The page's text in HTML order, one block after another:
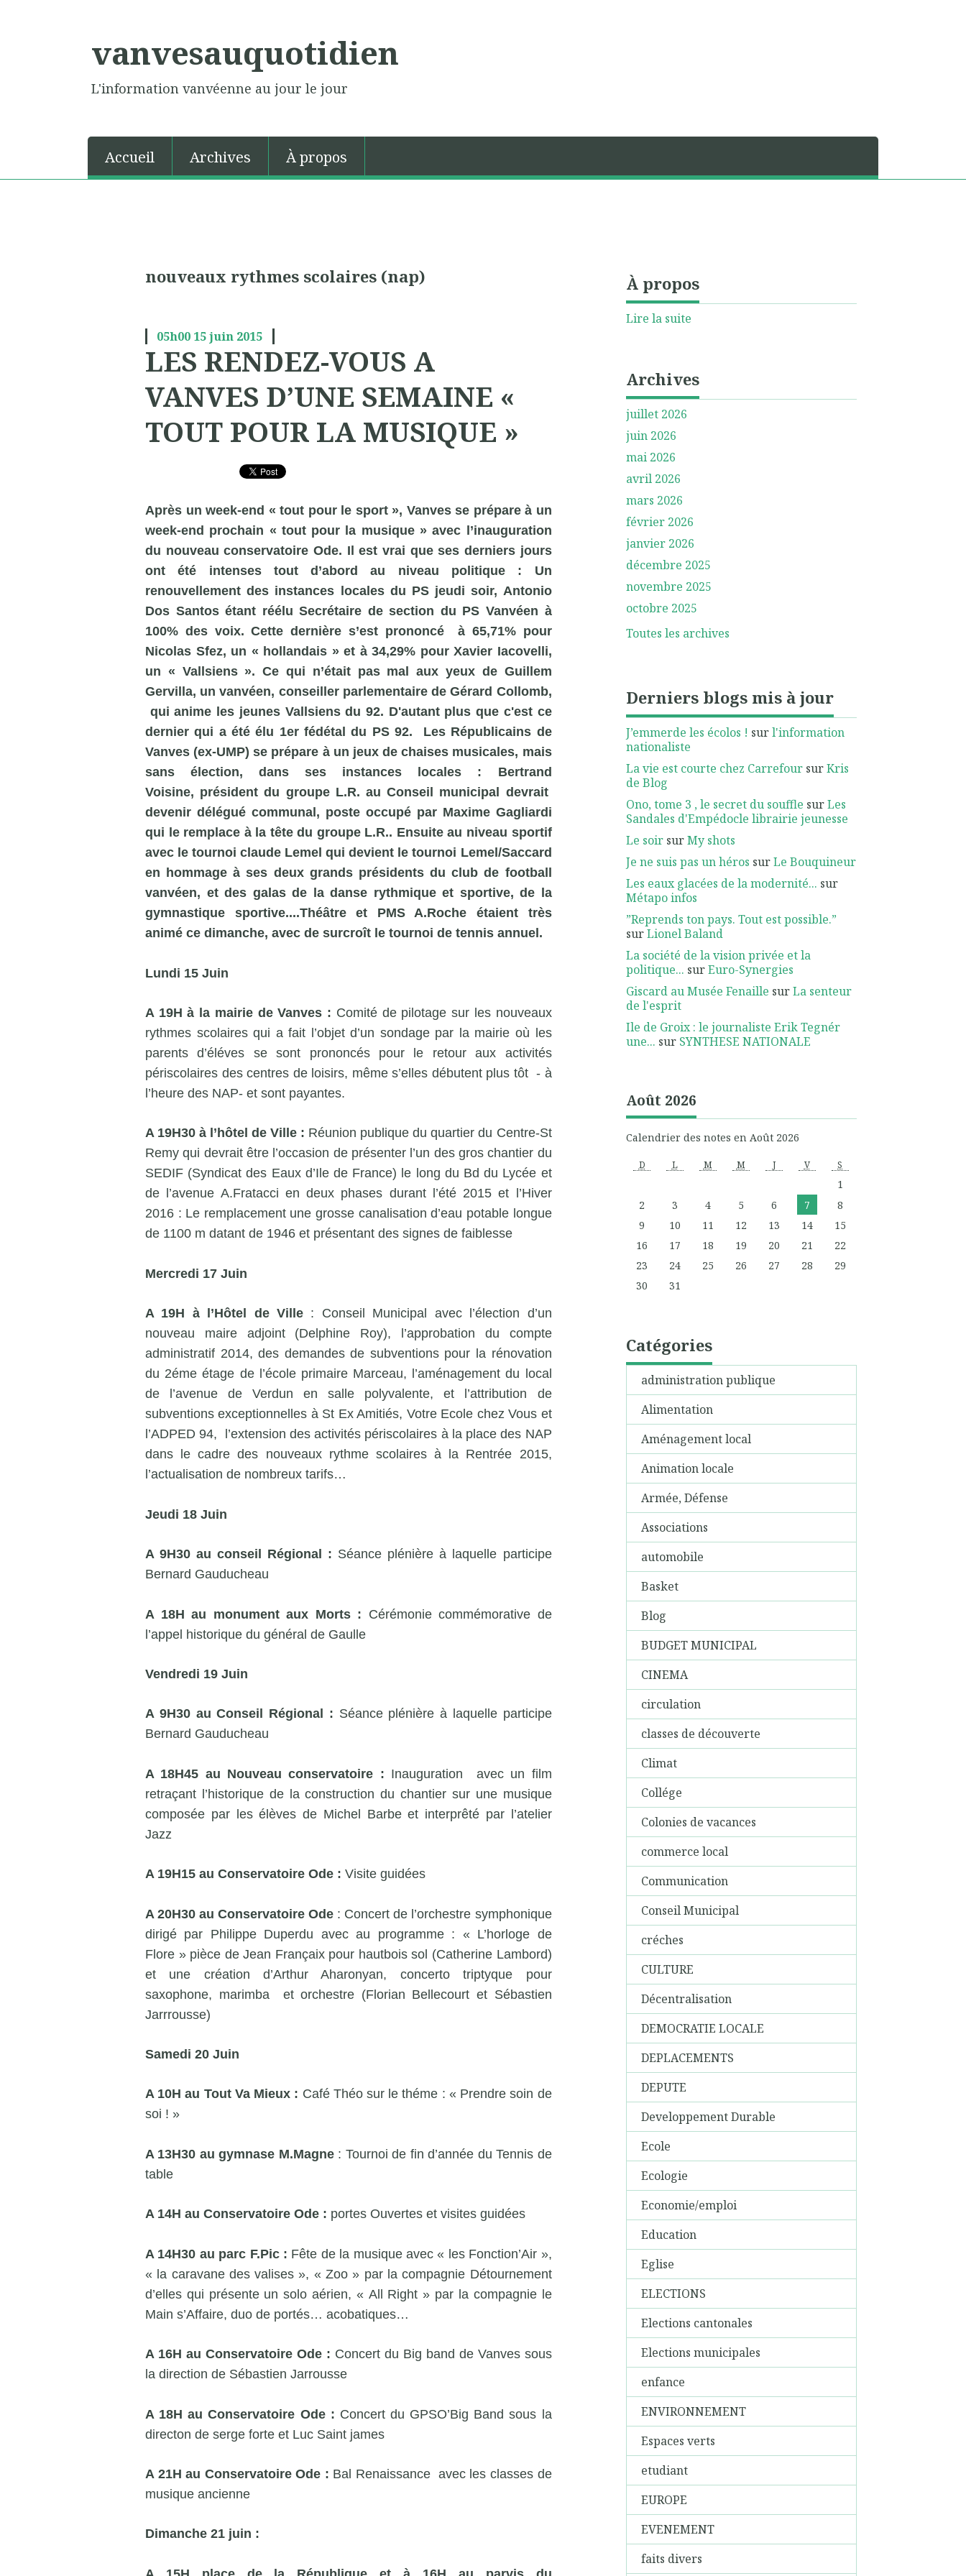
vanvesauquotidien
L'information vanvéenne au jour le jour
Accueil Archives À propos
nouveaux rythmes scolaires (nap)
05h00 15juin 2015
LES RENDEZ-VOUS A
VANVES D’UNE SEMAINE «
TOUT POUR LA MUSIQUE »
Après un week-end « tout pour le sport », Vanves se prépare à un
week-end prochain « tout pour la musique » avec l’inauguration
du nouveau conservatoire Ode. Il est vrai que ses derniers jours
ont été intenses tout d’abord au niveau politique : Un
renouvellement des instances locales du PS jeudi soir, Antonio
Dos Santos étant réélu Secrétaire de section du PS Vanvéen à
100% des voix. Cette dernière s’est prononcé à 65,71% pour
Nicolas Sfez, un « hollandais » et à 34,29% pour Xavier Iacovelli,
un « Vallsiens ». Ce qui n’était pas mal aux yeux de Guillem
Gervilla, un vanvéen, conseiller parlementaire de Gérard Collomb,
qui anime les jeunes Vallsiens du 92. D'autant plus que c'est ce
dernier qui a été élu 1er fédétal du PS 92. Les Républicains de
Vanves (ex-UMP) se prépare à un jeux de chaises musicales, mais
sans élection, dans ses instances locales : Bertrand
Voisine, président du groupe L.R. au Conseil municipal devrait
devenir délégué communal, poste occupé par MaximeGagliardi
qui le remplace à la tête du groupe L.R.. Ensuite au niveau sportif
avec le tournoi claude Lemel qui devient le tournoi Lemel/Saccard
en hommage à ses deux grands présidents du club de football
vanvéen, et des galas de la danse rythmique et sportive, de la
gymnastique sportive....Théâtre et PMS A.Roche étaient très
animé ce dimanche, avec de surcroît le tournoi de tennis annuel.
Lundi 15 Juin
A 19H à la mairie de Vanves : Comité de pilotage sur les nouveaux
rythmes scolaires qui a fait l’objet d’un sondage par la mairie où les
parents d’éléves se sont prononcés pour le retour aux activités
périscolaires des centres de loisirs, même s’elles débutent plus tôt - à
l’heure des NAP- et sont payantes.
A 19H30 à l’hôtel de Ville : Réunion publique du quartier du Centre-St
Remy qui devrait être l’occasion de présenter l’un des gros chantier du
SEDIF (Syndicat des Eaux d’Ile de France) le long du Bd du Lycée et
de l’avenue A.Fratacci en deux phases durant l’été 2015 et l’Hiver
2016 : Le remplacement une grosse canalisation d’eau potable longue
de 1100 m datant de 1946 et présentant des signes de faiblesse
Mercredi 17 Juin
A 19H à l’Hôtel de Ville : Conseil Municipal avec l’élection d’un
nouveau maire adjoint (Delphine Roy), l’approbation du compte
administratif 2014, des demandes de subventions pour la rénovation
du 2éme étage de l’école primaire Marceau, l’aménagement du local
de l’avenue de Verdun en salle polyvalente, et l’attribution de
subventions exceptionnelles à St Ex Amitiés, Votre Ecole chez Vous et
l’ADPED 94, l’extension des activités périscolaires à la place des NAP
dans le cadre des nouveaux rythme scolaires à la Rentrée 2015,
l’actualisation de nombreux tarifs…
Jeudi 18 Juin
A 9H30 au conseil Régional : Séance plénière à laquelle participe
Bernard Gauducheau
A 18H au monument aux Morts : Cérémonie commémorative de
l’appel historique du général de Gaulle
Vendredi 19 Juin
A 9H30 au Conseil Régional : Séance plénière à laquelle participe
Bernard Gauducheau
A 18H45 au Nouveau conservatoire : Inauguration avec un film
retraçant l’historique de la construction du chantier sur une musique
composée par les élèves de Michel Barbe et interprêté par l’atelier
Jazz
A 19H15 au Conservatoire Ode : Visite guidées
A 20H30 au Conservatoire Ode : Concert de l’orchestre symphonique
dirigé par Philippe Duperdu avec au programme : « L’horloge de
Flore » pièce de Jean Françaix pour hautbois sol (Catherine Lambord)
et une création d’Arthur Aharonyan, concerto triptyque pour
saxophone, marimba et orchestre (Florian Bellecourt et Sébastien
Jarrrousse)
Samedi 20 Juin
A 10H au Tout Va Mieux : Café Théo sur le théme : « Prendre soin de
soi ! »
A 13H30 au gymnase M.Magne: Tournoi de fin d’année du Tennis de
table
A 14H au Conservatoire Ode : portes Ouvertes et visites guidées
A 14H30 au parc F.Pic : Fête de la musique avec « les Fonction’Air »,
« la caravane des valises », « Zoo » par la compagnie Détournement
d’elles qui présente un solo aérien, « All Right » par la compagnie le
Main s’Affaire, duo de portés… acobatiques…
A 16H au Conservatoire Ode : Concert du Big band de Vanves sous
la direction de Sébastien Jarrousse
A 18H au Conservatoire Ode : Concert du GPSO’Big Band sous la
directon de serge forte et Luc Saint james
A 21H au Conservatoire Ode : Bal Renaissance avec les classes de
musique ancienne
Dimanche 21 juin :
À propos
Lire la suite
Archives
juillet 2026
juin 2026
mai 2026
avril 2026
mars 2026
février 2026
janvier 2026
décembre 2025
novembre 2025
octobre 2025
Toutes les archives
Derniers blogs mis à jour
J’emmerde les écolos ! surl'information
nationaliste
La vie est courte chez CarrefoursurKris
de Blog
Ono, tome 3 , le secret du souffle surLes
Sandales d'Empédocle librairie jeunesse
Le soirsurMy shots
Je ne suis pas un héros surLe Bouquineur
Les eaux glacées de la modernité... sur
Métapo infos
”Reprends ton pays. Tout est possible.”
surLionel Baland
La société de la vision privée et la
politique... surEuro-Synergies
Giscard au Musée Fenaille surLa senteur
de l'esprit
Ile de Groix : le journaliste Erik Tegnér
une... sur SYNTHESE NATIONALE
Août 2026
Calendrier des notes en Août 2026
D L M M J V S
1
2
3 4 5 6 7
8
9
10 11 12 13 14
15
16
17 18 19 20 21
22
23
24 25 26 27 28
29
30
31
Catégories
administration publique
Alimentation
Aménagement local
Animation locale
Armée, Défense
Associations
automobile
Basket
Blog
BUDGET MUNICIPAL
CINEMA
circulation
classes de découverte
Climat
Collége
Colonies de vacances
commerce local
Communication
Conseil Municipal
créches
CULTURE
Décentralisation
DEMOCRATIE LOCALE
DEPLACEMENTS
DEPUTE
Developpement Durable
Ecole
Ecologie
Economie/emploi
Education
Eglise
ELECTIONS
Elections cantonales
Elections municipales
enfance
ENVIRONNEMENT
Espaces verts
etudiant
EUROPE
EVENEMENT
faits divers